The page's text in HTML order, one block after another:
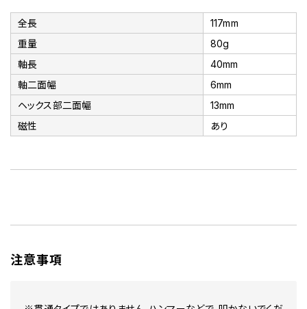
全長
117mm
重量
80g
軸長
40mm
軸二面幅
6mm
ヘックス部二面幅
13mm
磁性
あり
注意事項